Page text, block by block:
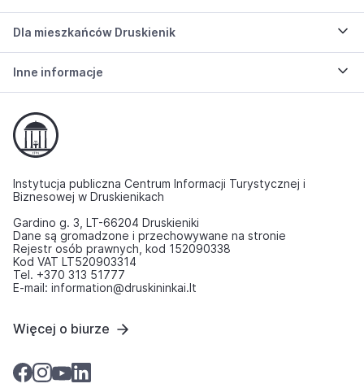
Dla mieszkańców Druskienik
Inne informacje
Instytucja publiczna Centrum Informacji Turystycznej i
Biznesowej w Druskienikach
Gardino g. 3, LT-66204 Druskieniki
Dane są gromadzone i przechowywane na stronie
Rejestr osób prawnych, kod 152090338
Kod VAT LT520903314
Tel. +370 313 51777
E-mail: information@druskininkai.lt
Więcej o biurze